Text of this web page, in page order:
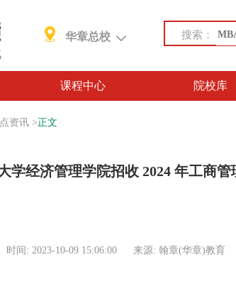
华章总校 搜索：
课程中心 院校库
资讯 >正文
学经济管理学院招收 2024 年工商
时间: 2023-10-09 15:06:00 来源: 翰章(华章)教育